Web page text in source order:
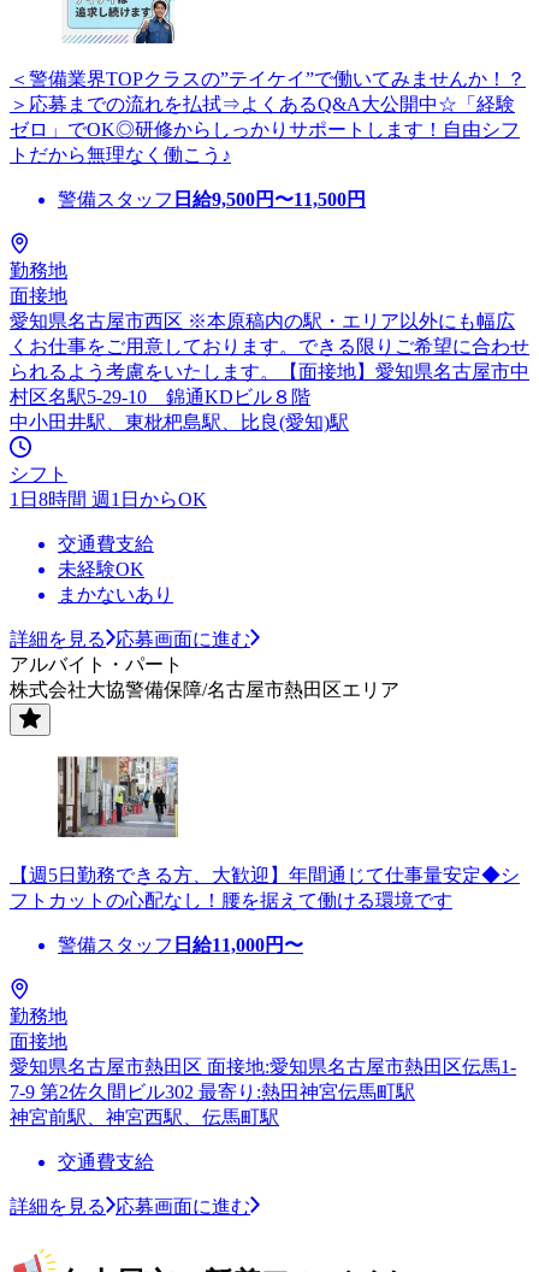
＜警備業界TOPクラスの”テイケイ”で働いてみませんか！？
＞応募までの流れを払拭⇒よくあるQ&A大公開中☆「経験
ゼロ」でOK◎研修からしっかりサポートします！自由シフ
トだから無理なく働こう♪
警備スタッフ 日給9,500円〜11,500円
勤務地
面接地
愛知県名古屋市西区 ※本原稿内の駅・エリア以外にも幅広
くお仕事をご用意しております。できる限りご希望に合わせ
られるよう考慮をいたします。【面接地】愛知県名古屋市中
村区名駅5-29-10 錦通KDビル８階
中小田井駅、東枇杷島駅、比良(愛知)駅
シフト
1日8時間 週1日からOK
交通費支給
未経験OK
まかないあり
詳細を見る
応募画面に進む
アルバイト・パート
株式会社大協警備保障/名古屋市熱田区エリア
【週5日勤務できる方、大歓迎】年間通じて仕事量安定◆シ
フトカットの心配なし！腰を据えて働ける環境です
警備スタッフ 日給11,000円〜
勤務地
面接地
愛知県名古屋市熱田区 面接地:愛知県名古屋市熱田区伝馬1-
7-9 第2佐久間ビル302 最寄り:熱田神宮伝馬町駅
神宮前駅、神宮西駅、伝馬町駅
交通費支給
詳細を見る 応募画面に進む